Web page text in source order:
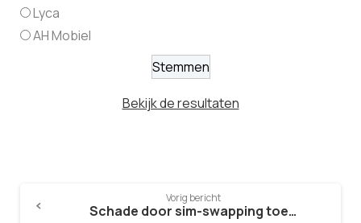
Lyca
AH Mobiel
Bekijk de resultaten
Vorig bericht
Schade door sim-swapping toegenomen